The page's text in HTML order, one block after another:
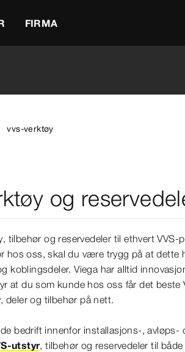
FIRMA
vvs-verktøy
og
tilbehør og reservedeler til ethvert VVS-
hos oss, skal du være trygg på at dette
koblingsdeler. Viega har alltid
at du som kunde hos oss får det beste
deler og tilbehør på nett.
bedrift innenfor installasjons-, avløps-
utstyr, tilbehør og reservedeler til